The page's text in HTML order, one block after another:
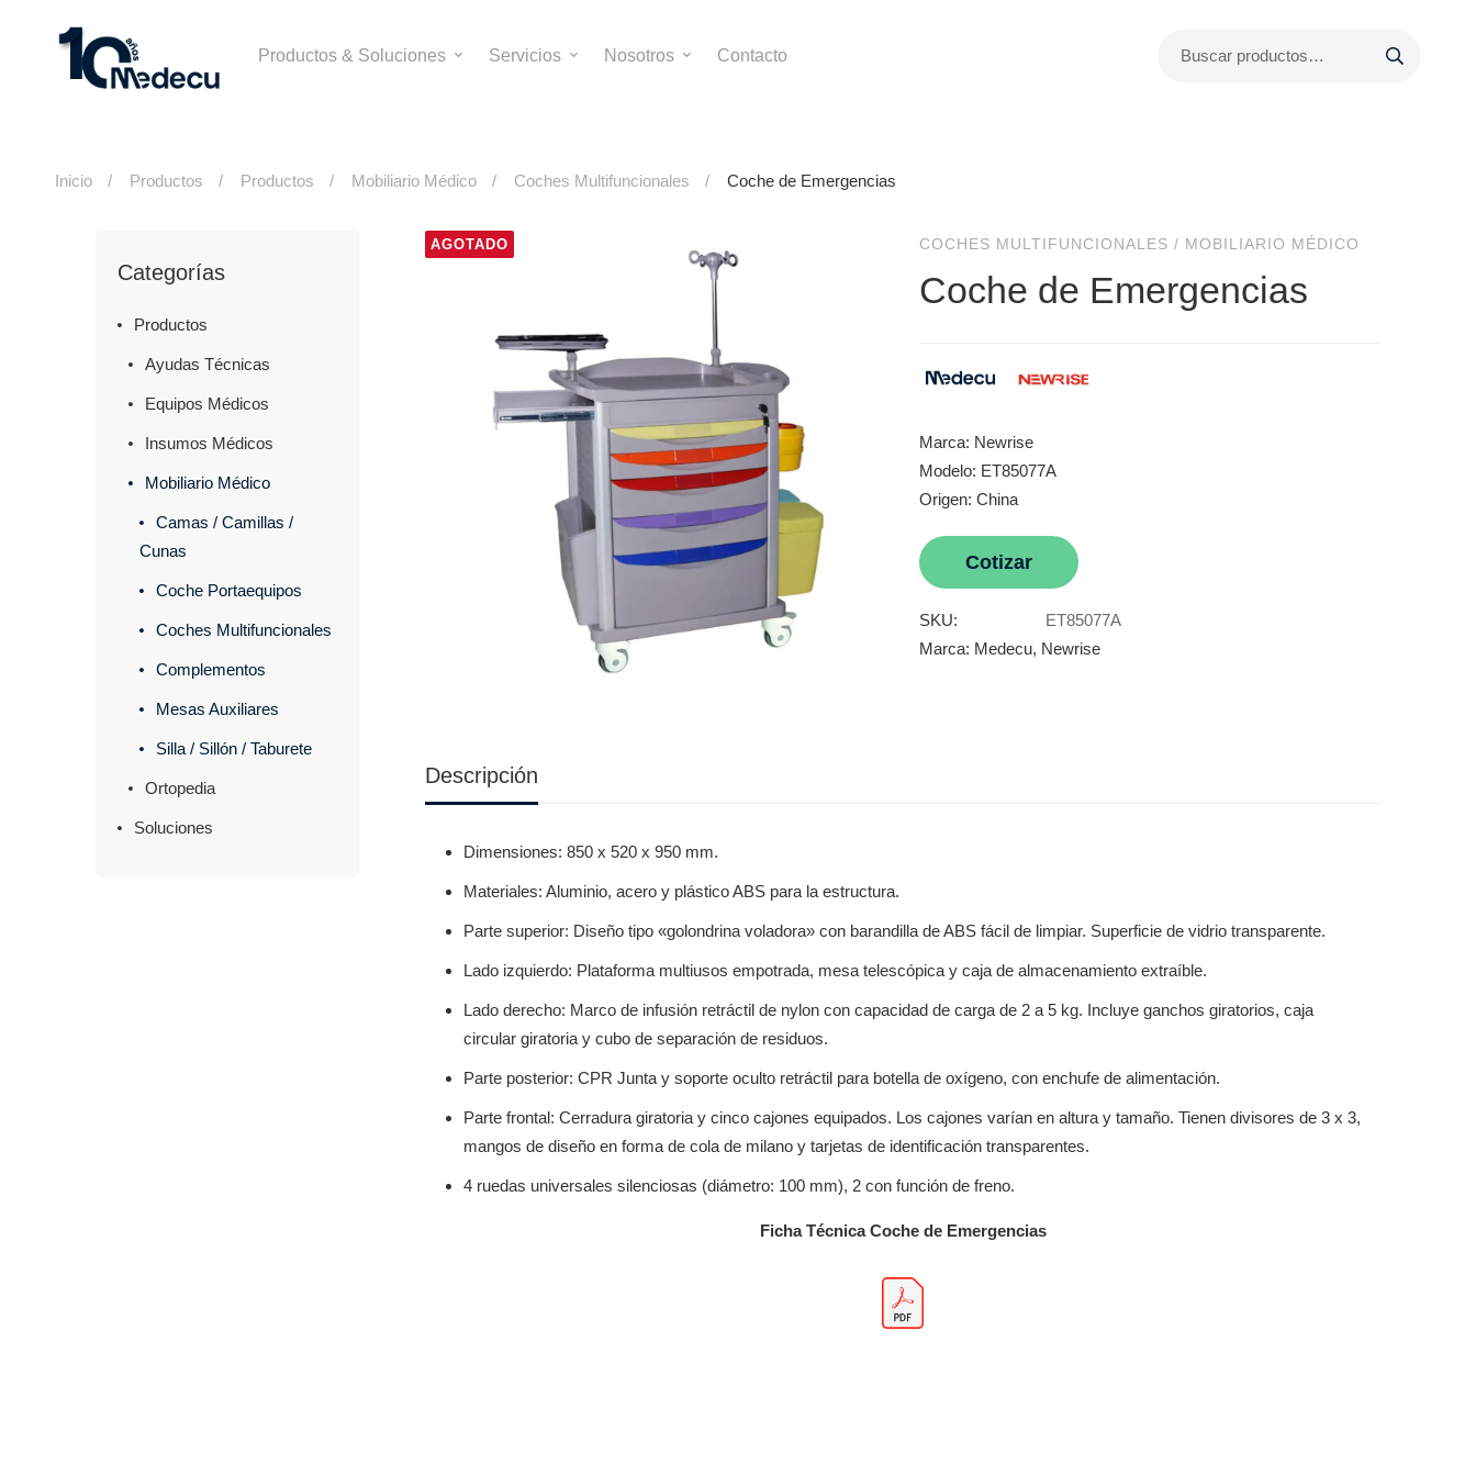
Productos & Soluciones Servicios Nosotros Contacto
Inicio Productos Productos Mobiliario Médico Coches Multifuncionales Coche de Emergencias
Categorías
Productos
Ayudas Técnicas
Equipos Médicos
Insumos Médicos
Mobiliario Médico
Camas / Camillas /
Cunas
Coche Portaequipos
Coches Multifuncionales
Complementos
Mesas Auxiliares
Silla / Sillón / Taburete
Ortopedia
Soluciones
AGOTADO COCHES MULTIFUNCIONALES / MOBILIARIO MÉDICO
Coche de Emergencias
Marca: Newrise
Modelo: ET85077A
Origen: China
Cotizar
SKU:
ET85077A
Marca: Medecu, Newrise
Descripción
Dimensiones: 850 x 520 x 950 mm.
Materiales: Aluminio, acero y plástico ABS para la estructura.
Parte superior: Diseño tipo «golondrina voladora» con barandilla de ABS fácil de limpiar. Superficie de vidrio transparente.
Lado izquierdo: Plataforma multiusos empotrada, mesa telescópica y caja de almacenamiento extraíble.
Lado derecho: Marco de infusión retráctil de nylon con capacidad de carga de 2 a 5 kg. Incluye ganchos giratorios, caja
circular giratoria y cubo de separación de residuos.
Parte posterior: CPR Junta y soporte oculto retráctil para botella de oxígeno, con enchufe de alimentación.
Parte frontal: Cerradura giratoria y cinco cajones equipados. Los cajones varían en altura y tamaño. Tienen divisores de 3 x 3,
mangos de diseño en forma de cola de milano y tarjetas de identificación transparentes.
4 ruedas universales silenciosas (diámetro: 100 mm), 2 con función de freno.
Ficha Técnica Coche de Emergencias